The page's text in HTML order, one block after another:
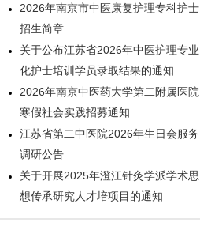
2026年南京市中医康复护理专科护士
招生简章
关于公布江苏省2026年中医护理专业
化护士培训学员录取结果的通知
2026年南京中医药大学第二附属医院
寒假社会实践招募通知
江苏省第二中医院2026年生日会服务
调研公告
关于开展2025年澄江针灸学派学术思
想传承研究人才培项目的通知